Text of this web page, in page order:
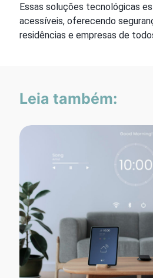
Essas soluções tecnológicas
acessíveis, oferecendo
residências e empresas de
Leia também: